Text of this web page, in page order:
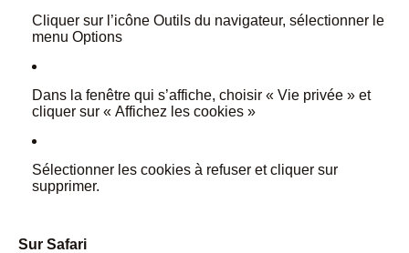
Cliquer sur l’icône Outils du navigateur, sélectionner le
menu Options
Dans la fenêtre qui s’affiche, choisir « Vie privée » et
cliquer sur « Affichez les cookies »
Sélectionner les cookies à refuser et cliquer sur
supprimer.
Sur Safari